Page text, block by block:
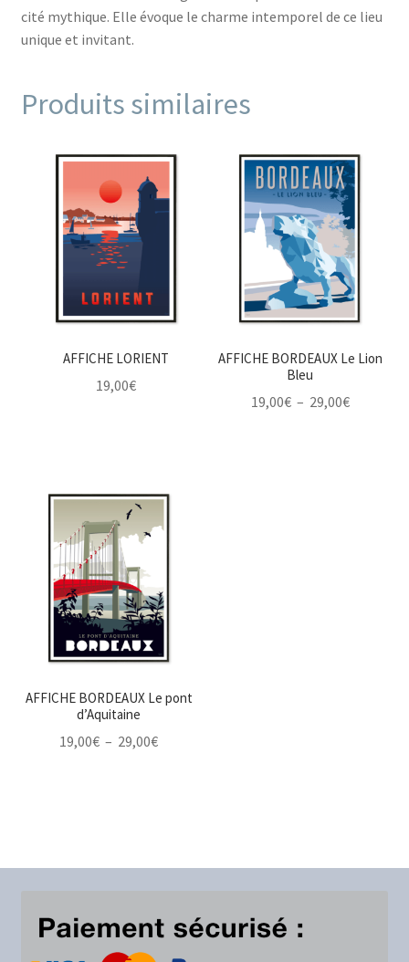
cité mythique. Elle évoque le charme intemporel de ce lieu
unique et invitant.
Produits similaires
AFFICHE LORIENT
19,00€
AFFICHE BORDEAUX Le Lion
Bleu
19,00€ – 29,00€Plage
AFFICHE BORDEAUX Le pont
d’Aquitaine
19,00€ – 29,00€Plage